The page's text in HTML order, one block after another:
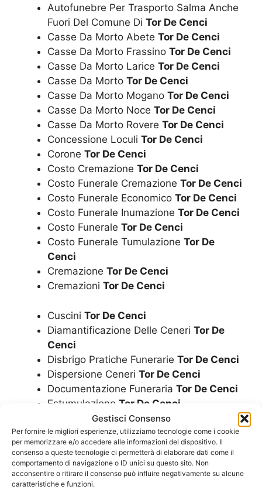
Gestisci Consenso
Per fornire le migliori esperienze, utilizziamo tecnologie come i cookie
per memorizzare e/o accedere alle informazioni del dispositivo. Il
consenso a queste tecnologie ci permetterà di elaborare dati come il
comportamento di navigazione o ID unici su questo sito. Non
acconsentire o ritirare il consenso può influire negativamente su alcune
caratteristiche e funzioni.
Autofunebre Per Trasporto Salma Anche
Fuori Del Comune Di Tor De Cenci
Casse Da Morto Abete Tor De Cenci
Casse Da Morto Frassino Tor De Cenci
Casse Da Morto Larice Tor De Cenci
Casse Da Morto Tor De Cenci
Casse Da Morto Mogano Tor De Cenci
Casse Da Morto Noce Tor De Cenci
Casse Da Morto Rovere Tor De Cenci
Concessione Loculi Tor De Cenci
Corone Tor De Cenci
Costo Cremazione Tor De Cenci
Costo Funerale Cremazione Tor De Cenci
Costo Funerale Economico Tor De Cenci
Costo Funerale Inumazione Tor De Cenci
Costo Funerale Tor De Cenci
Costo Funerale Tumulazione Tor De
Cenci
Cremazione Tor De Cenci
Cremazioni Tor De Cenci
Cuscini Tor De Cenci
Diamantificazione Delle Ceneri Tor De
Cenci
Disbrigo Pratiche Funerarie Tor De Cenci
Dispersione Ceneri Tor De Cenci
Documentazione Funeraria Tor De Cenci
Estumulazione Tor De Cenci
Esumazione Convenzionata Con Il
ComuneTor De Cenci
Esumazione SalmaTor De Cenci
Finanziamento Per Funerale A Rate
De Cenci